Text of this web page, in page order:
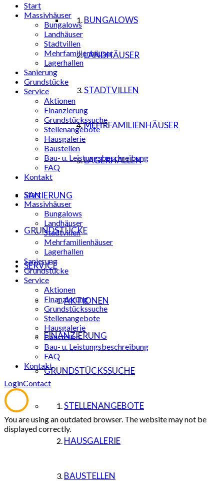
BUNGALOWS
LANDHÄUSER
STADTVILLEN
MEHRFAMILIENHÄUSER
LAGERHALLEN
SANIERUNG
GRUNDSTÜCKE
SERVICE
AKTIONEN
FINANZIERUNG
GRUNDSTÜCKSSUCHE
STELLENANGEBOTE
HAUSGALERIE
BAUSTELLEN
Start
Massivhäuser
Bungalows
Landhäuser
Stadtvillen
Mehrfamilienhäuser
Lagerhallen
Sanierung
Grundstücke
Service
Aktionen
Finanzierung
Grundstückssuche
Stellenangebote
Hausgalerie
Baustellen
Bau- u. Leistungsbeschreibung
FAQ
Kontakt
Start
Massivhäuser
Bungalows
Landhäuser
Stadtvillen
Mehrfamilienhäuser
Lagerhallen
Sanierung
Grundstücke
Service
Aktionen
Finanzierung
Grundstückssuche
Stellenangebote
Hausgalerie
Baustellen
Bau- u. Leistungsbeschreibung
FAQ
Kontakt
LoginContact
You are using an outdated browser. The website may not be
displayed correctly.